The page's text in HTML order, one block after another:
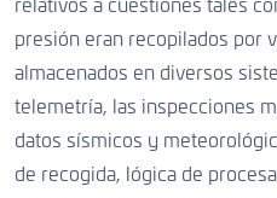
relativos a cuestiones tales
presión eran recopilados por
almacenados en diversos
telemetría, las inspecciones
datos sísmicos y
de recogida, lógica de